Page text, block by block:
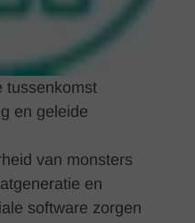
tussenkomst
en geleide
van monsters
en
software zorgen